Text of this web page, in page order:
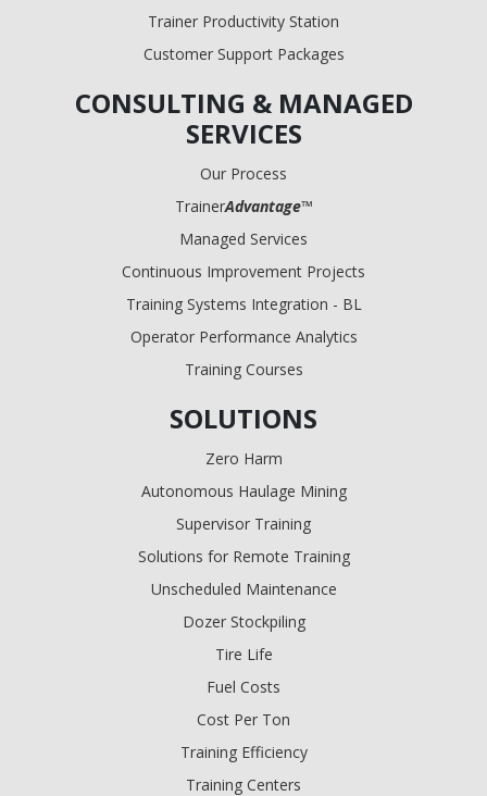
Trainer Productivity Station
Customer Support Packages
CONSULTING & MANAGED
SERVICES
Our Process
TrainerAdvantage™
Managed Services
Continuous Improvement Projects
Training Systems Integration - BL
Operator Performance Analytics
Training Courses
SOLUTIONS
Zero Harm
Autonomous Haulage Mining
Supervisor Training
Solutions for Remote Training
Unscheduled Maintenance
Dozer Stockpiling
Tire Life
Fuel Costs
Cost Per Ton
Training Efficiency
Training Centers